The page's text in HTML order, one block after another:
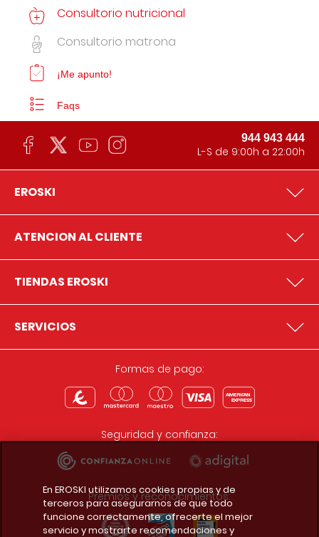
Consultorio nutricional
Consultorio matrona
¡Me apunto!
Faqs
944 943 444
L-S de 9:00h a 22:00h
EROSKI
ATENCION AL CLIENTE
TIENDAS EROSKI
SERVICIOS
Formas de pago:
Seguridad y confianza:
Premios y reconocimientos:
En EROSKI utilizamos cookies propias y de
terceros para asegurarnos de que todo
funcione correctamente, ofrecerte el mejor
servicio y mostrarte recomendaciones y